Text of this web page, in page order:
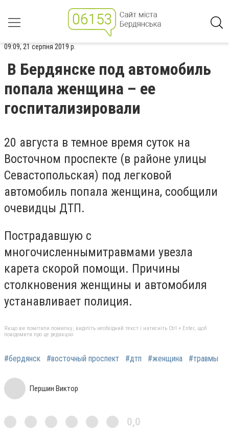
09:09, 21 серпня 2019 р.
В Бердянске под автомобиль
попала женщина – ее
госпитализировали
20 августа в темное время суток на
Восточном проспекте (в районе улицы
Севастопольская) под легковой
автомобиль попала женщина, сообщили
очевидцы ДТП.
Пострадавшую с
многочисленнымитравмами увезла
карета скорой помощи. Причины
столкновения женщины и автомобиля
устанавливает полиция.
Якщо ви помітили помилку, виділіть необхідний текст і натисніть Ctrl + Enter, щоб
повідомити про це редакцію
#бердянск #восточный проспект #дтп #женщина #травмы
Першин Виктор
0,0